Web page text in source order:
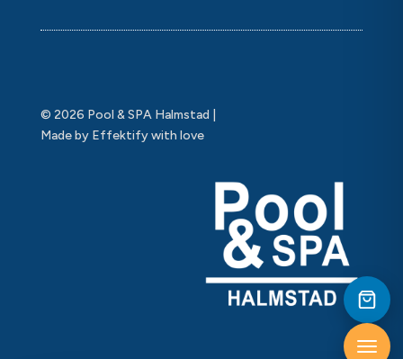
© 2026 Pool & SPA Halmstad |
Made by Effektify with love